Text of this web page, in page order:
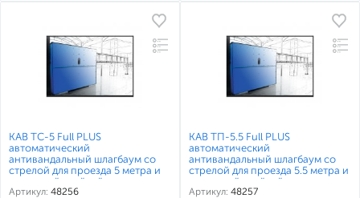
КАВ ТС-5 Full PLUS
автоматический
антивандальный шлагбаум со
стрелой для проезда 5 метра и
приемной стойкой
Артикул: 48256
КАВ ТП-5.5 Full PLUS
автоматический
антивандальный шлагбаум со
стрелой для проезда 5.5 метра и
приемной стойкой
Артикул: 48257